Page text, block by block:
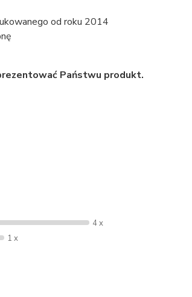
od roku 2014
Państwu produkt.
4 x
1 x